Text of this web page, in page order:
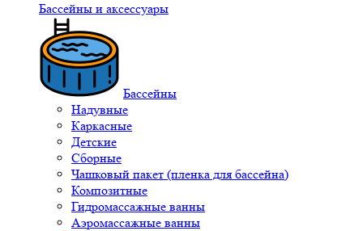
Бассейны и аксессуары
Бассейны
Надувные
Каркасные
Детские
Сборные
Чашковый пакет (пленка для бассейна)
Композитные
Гидромассажные ванны
Аэромассажные ванны